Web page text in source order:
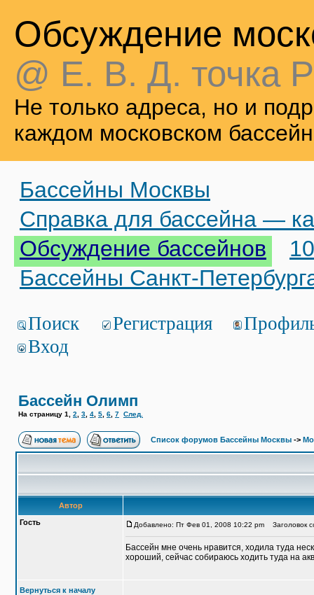
Обсуждение
@ Е. В. Д. точка
Не только адреса, но и
каждом московском
Бассейны Москвы
Справка для бассейна —
Обсуждение бассейнов
Бассейны Санкт-
Поиск Регистрация
Вход
Бассейн Олимп
На страницу 1 2 3 4 5 6 7 След.
Список форумов Бассейны Москвы ->
Автор
Гость
Добавлено: Пт Фев 01, 2008 10:22 pm Заголовок
Бассейн мне очень нравится, ходила туда
хороший, сейчас собираюсь ходить туда на
Вернуться к началу